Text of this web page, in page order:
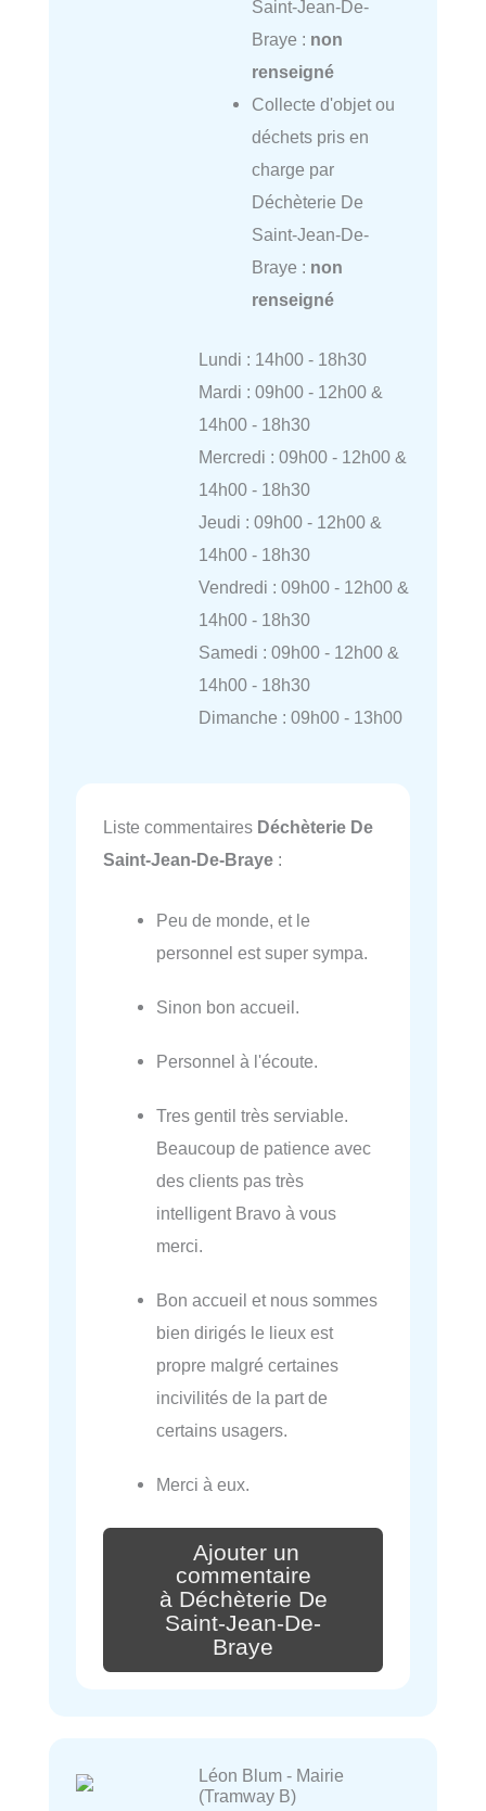
Saint-Jean-De-
Braye : non
renseigné
Collecte d'objet ou
déchets pris en
charge par
Déchèterie De
Saint-Jean-De-
Braye : non
renseigné
Lundi : 14h00 - 18h30
Mardi : 09h00 - 12h00 &
14h00 - 18h30
Mercredi : 09h00 - 12h00 &
14h00 - 18h30
Jeudi : 09h00 - 12h00 &
14h00 - 18h30
Vendredi : 09h00 - 12h00 &
14h00 - 18h30
Samedi : 09h00 - 12h00 &
14h00 - 18h30
Dimanche : 09h00 - 13h00
Liste commentaires Déchèterie De
Saint-Jean-De-Braye :
Peu de monde, et le
personnel est super sympa.
Sinon bon accueil.
Personnel à l'écoute.
Tres gentil très serviable.
Beaucoup de patience avec
des clients pas très
intelligent Bravo à vous
merci.
Bon accueil et nous sommes
bien dirigés le lieux est
propre malgré certaines
incivilités de la part de
certains usagers.
Merci à eux.
Ajouter un
commentaire
à Déchèterie De
Saint-Jean-De-
Braye
Léon Blum - Mairie
(Tramway B)